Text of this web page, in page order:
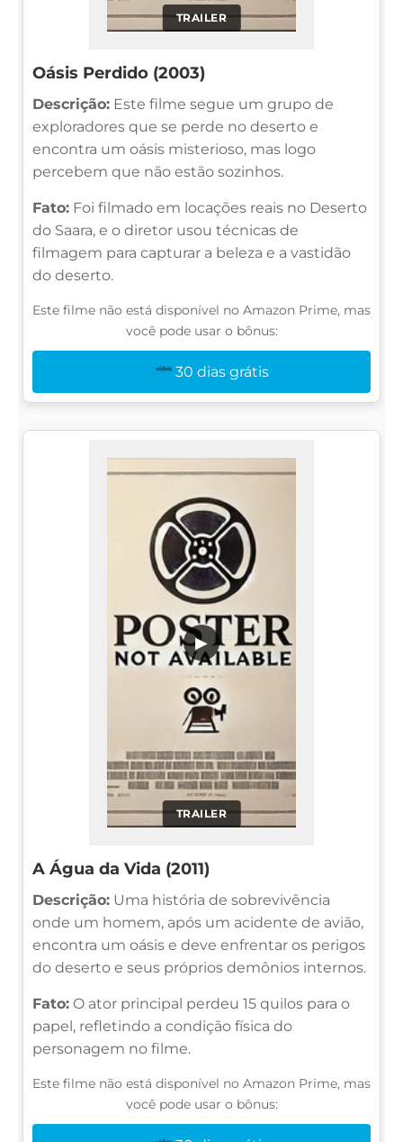
TRAILER
Oásis Perdido (2003)
Descrição: Este filme segue um grupo de
exploradores que se perde no deserto e
encontra um oásis misterioso, mas logo
percebem que não estão sozinhos.
Fato: Foi filmado em locações reais no Deserto
do Saara, e o diretor usou técnicas de
filmagem para capturar a beleza e a vastidão
do deserto.
Este filme não está disponível no Amazon Prime, mas
você pode usar o bônus:
30 dias grátis
TRAILER
▶
A Água da Vida (2011)
Descrição: Uma história de sobrevivência
onde um homem, após um acidente de avião,
encontra um oásis e deve enfrentar os perigos
do deserto e seus próprios demônios internos.
Fato: O ator principal perdeu 15 quilos para o
papel, refletindo a condição física do
personagem no filme.
Este filme não está disponível no Amazon Prime, mas
você pode usar o bônus: